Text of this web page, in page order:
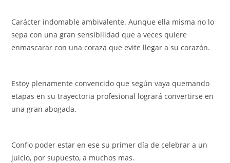
Carácter indomable ambivalente. Aunque ella misma no lo
sepa con una gran sensibilidad que a veces quiere
enmascarar con una coraza que evite llegar a su corazón.
Estoy plenamente convencido que según vaya quemando
etapas en su trayectoria profesional logrará convertirse en
una gran abogada.
Confio poder estar en ese su primer día de celebrar a un
juicio, por supuesto, a muchos mas.